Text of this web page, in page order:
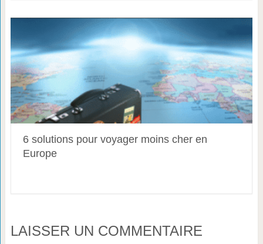
6 solutions pour voyager moins cher en
Europe
LAISSER UN COMMENTAIRE